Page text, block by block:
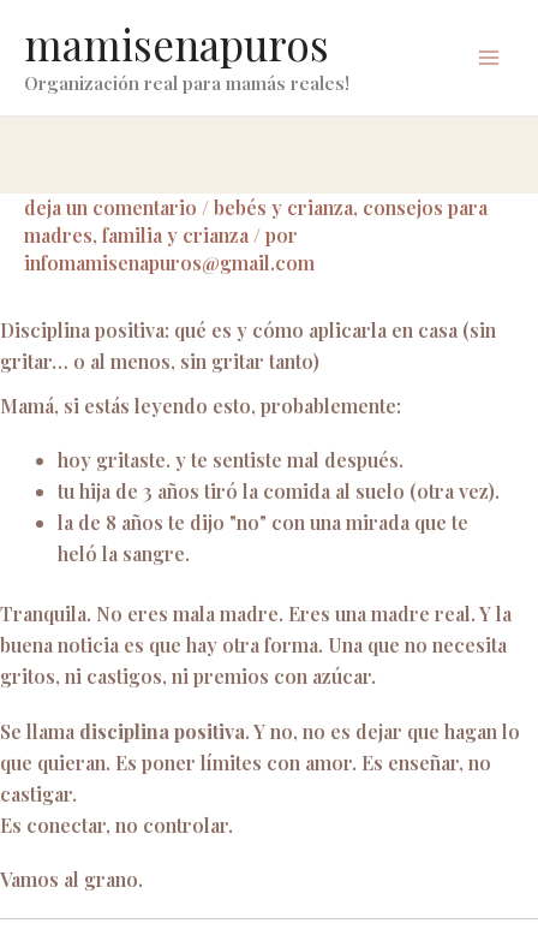
contenido
mamisenapuros
Organización real para mamás reales!
deja un comentario /bebés y crianza, consejos para
madres, familia y crianza / por
infomamisenapuros@gmail.com
Disciplina positiva: qué es y cómo aplicarla en casa (sin
gritar… o al menos, sin gritar tanto)
Mamá, si estás leyendo esto, probablemente:
hoy gritaste. y te sentiste mal después.
tu hija de 3 años tiró la comida al suelo (otra vez).
la de 8 años te dijo "no" con una mirada que te
heló la sangre.
Tranquila. No eres mala madre. Eres una madre real. Y la
buena noticia es que hay otra forma. Una que no necesita
gritos, ni castigos, ni premios con azúcar.
Se llama disciplina positiva. Y no, no es dejar que hagan lo
que quieran. Es poner límites con amor. Es enseñar, no
castigar.
Es conectar, no controlar.
Vamos al grano.